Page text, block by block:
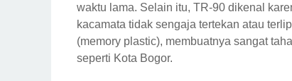
waktu lama. Selain itu, TR-90 dikenal
kacamata tidak sengaja tertekan atau
(memory plastic), membuatnya sangat
seperti Kota Bogor.